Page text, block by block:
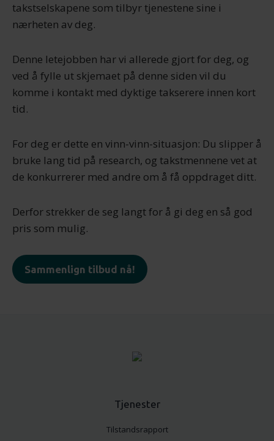
takstselskapene som tilbyr tjenestene sine i
nærheten av deg.
Denne letejobben har vi allerede gjort for deg, og
ved å fylle ut skjemaet på denne siden vil du
komme i kontakt med dyktige takserere innen kort
tid.
For deg er dette en vinn-vinn-situasjon: Du slipper å
bruke lang tid på research, og takstmennene vet at
de konkurrerer med andre om å få oppdraget ditt.
Derfor strekker de seg langt for å gi deg en så god
pris som mulig.
Sammenlign tilbud nå!
Tjenester
Tilstandsrapport